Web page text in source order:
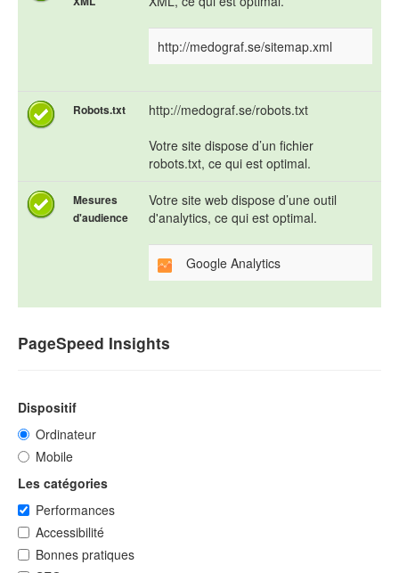
http://medograf.se/sitemap.xml
Robots.txt
http://medograf.se/robots.txt
Votre site dispose d’un fichier
robots.txt, ce qui est optimal.
Mesures
d'audience
Votre site web dispose d’une outil
d'analytics, ce qui est optimal.
Google Analytics
PageSpeed Insights
Dispositif
Ordinateur
Mobile
Les catégories
Performances
Accessibilité
Bonnes pratiques